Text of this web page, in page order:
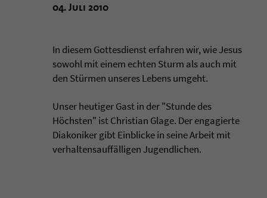
04. Juli 2010
In diesem Gottesdienst erfahren wir, wie Jesus
sowohl mit einem echten Sturm als auch mit
den Stürmen unseres Lebens umgeht.
Unser heutiger Gast in der "Stunde des
Höchsten" ist Christian Glage. Der engagierte
Diakoniker gibt Einblicke in seine Arbeit mit
verhaltensauffälligen Jugendlichen.